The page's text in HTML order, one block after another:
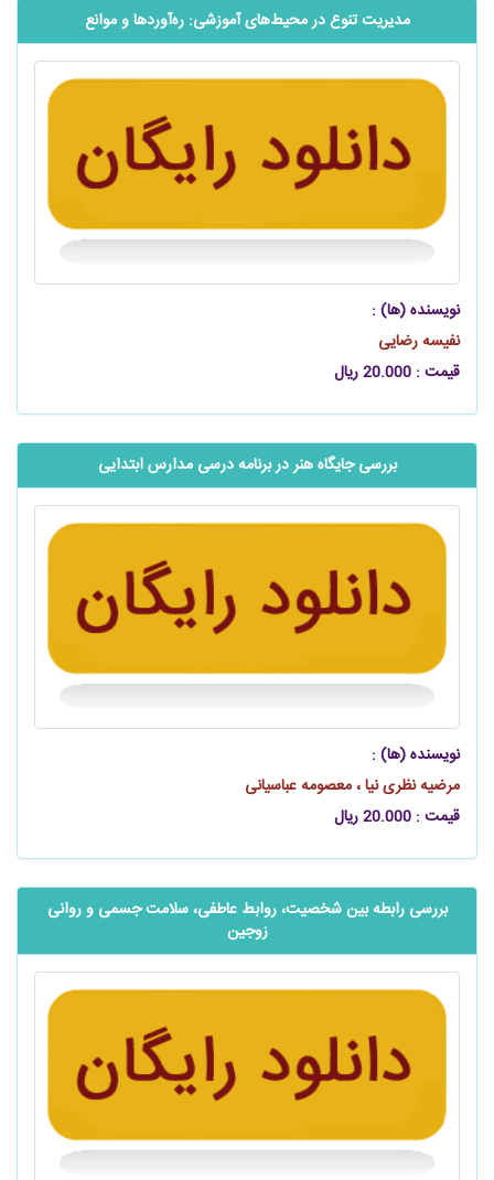
مدیریت تنوع در محیط‌های آموزشی: ره‌آوردها و موانع
نویسنده (ها) :
نفیسه رضایی
قیمت : 20.000 ریال
بررسی جایگاه هنر در برنامه درسی مدارس ابتدایی
نویسنده (ها) :
مرضیه نظری نیا ، معصومه عباسیانی
قیمت : 20.000 ریال
بررسی رابطه بین شخصیت، روابط عاطفی، سلامت جسمی و روانی
زوجین